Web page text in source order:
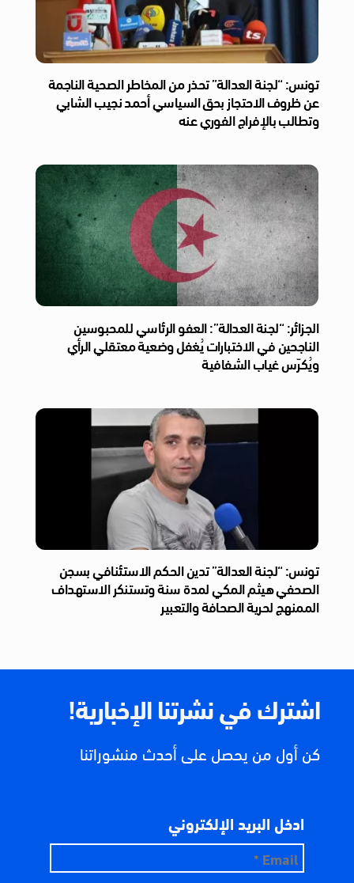
تونس: “لجنة العدالة” تحذر من المخاطر الصحية الناجمة
عن ظروف الاحتجاز بحق السياسي أحمد نجيب الشابي
وتطالب بالإفراج الفوري عنه
الجزائر: “لجنة العدالة”: العفو الرئاسي للمحبوسين
الناجحين في الاختبارات يُغفل وضعية معتقلي الرأي
ويُكرّس غياب الشفافية
تونس: “لجنة العدالة” تدين الحكم الاستئنافي بسجن
الصحفي هيثم المكي لمدة سنة وتستنكر الاستهداف
الممنهج لحرية الصحافة والتعبير
اشترك في نشرتنا الإخبارية!
كن أول من يحصل على أحدث منشوراتنا
ادخل البريد الإلكتروني